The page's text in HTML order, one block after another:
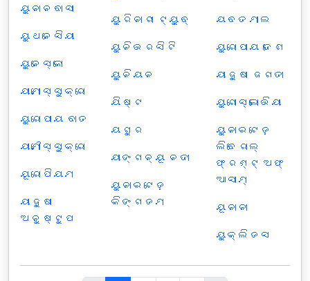
ୟୁନାନବାସୀ
ୟୁଥନେସିୟା
ୟୁନେସ୍କୋ
ୟାମୋସ୍ସୁକ୍ରୋ
ୟୁରୋପୀୟ ବାତ
ୟାମୌସ୍ସୁକ୍ରୋ
ୟୂରୋପିୟମ
ୟାଜୁଷୀ
ଅନୁଷ୍ଟୁପ
ୟୁରିନାରୀ ଟ୍ୟୁବ୍‌
ୟୁନିଭରସିଟି
ୟୁନିୟନ
ୟିଷ୍ଟ
ୟଗୁର
ୟାଙ୍ଗନ୍ୟୂ ନଦୀ
ୟୁନାଇଟେଡ଼
କିଙ୍ଗଡମ
ୟବତମାଲ
ୟୁରୋପୀୟ ଦେଶ
ୟାଜୁଷୀ ଜଗତୀ
ୟୁଗୋସ୍ଲୋଭିୟା
ୟୁନାଇଟେଡ଼
ଲିବେରାଲ୍
ଫ୍ରଣ୍ଟ୍ ଅଫ୍
ଆସାମ୍
ୟୂନାନୀ
ୟୁକ୍ଲିଡସ